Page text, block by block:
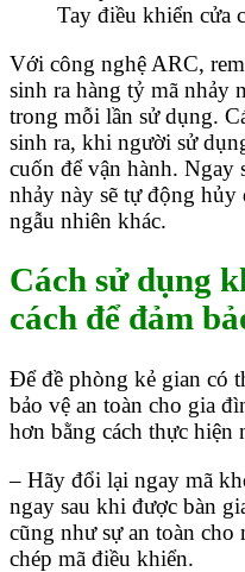
Tay điều khiển cửa
Với công nghệ ARC,
sinh ra hàng tỷ mã nhảy
trong mỗi lần sử dụng.
sinh ra, khi người sử
cuốn để vận hành. Ngay
nhảy này sẽ tự động hủy
ngẫu nhiên khác.
Cách sử dụng
cách để đảm
Để đề phòng kẻ gian có
bảo vệ an toàn cho gia
hơn bằng cách thực hiện
– Hãy đổi lại ngay mã
ngay sau khi được bàn
cũng như sự an toàn cho
chép mã điều khiển.